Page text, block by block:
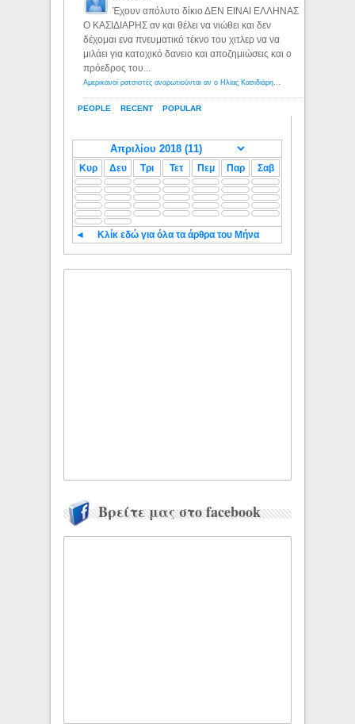
PEOPLE RECENT POPULAR
Έχουν απόλυτο δίκιο ΔΕΝ ΕΙΝΑΙ ΕΛΛΗΝΑΣ
Ο ΚΑΣΙΔΙΑΡΗΣ αν και θέλει να νιώθει και δεν
δέχομαι ενα πνευματικό τέκνο του χιτλερ να να
μιλάει για κατοχικό δανειο και αποζημιώσεις και ο
πρόεδρος του...
Αμερικανοί ρατσιστές αναρωτιούνται αν ο Ηλίας Κασιδιάρης ανήκει στη λευκή φυλή... - Λόγιος Ερμής
Κυρ Δευ Τρι Τετ Πεμ Παρ Σαβ
◄ Κλίκ εδώ για όλα τα άρθρα του Μήνα
Βρείτε μας στο facebook